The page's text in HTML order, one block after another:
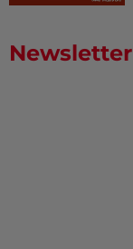
Newsletter